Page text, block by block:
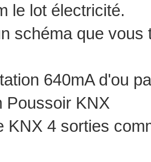
le lot électricité.
schéma que
640mA d'ou
Poussoir KNX
KNX 4 sorties